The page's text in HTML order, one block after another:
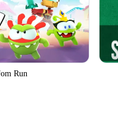
Run